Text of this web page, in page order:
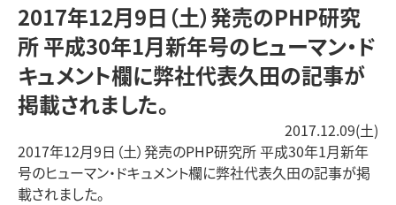
2017年12月9日（土）発売のPHP研究
所 平成30年1月新年号のヒューマン・ド
キュメント欄に弊社代表久田の記事が
掲載されました。
2017.12.09(土)
2017年12月9日（土）発売のPHP研究所 平成30年1月新年
号のヒューマン・ドキュメント欄に弊社代表久田の記事が掲
載されました。